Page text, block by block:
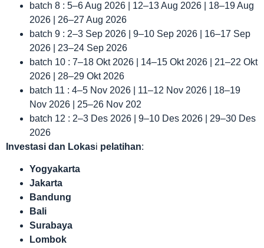
batch 8 : 5–6 Aug 2026 | 12–13 Aug 2026 | 18–19 Aug
2026 | 26–27 Aug 2026
batch 9 : 2–3 Sep 2026 | 9–10 Sep 2026 | 16–17 Sep
2026 | 23–24 Sep 2026
batch 10 : 7–18 Okt 2026 | 14–15 Okt 2026 | 21–22 Okt
2026 | 28–29 Okt 2026
batch 11 : 4–5 Nov 2026 | 11–12 Nov 2026 | 18–19
Nov 2026 | 25–26 Nov 202
batch 12 : 2–3 Des 2026 | 9–10 Des 2026 | 29–30 Des
2026
Investasi dan Lokasi pelatihan:
Yogyakarta
Jakarta
Bandung
Bali
Surabaya
Lombok